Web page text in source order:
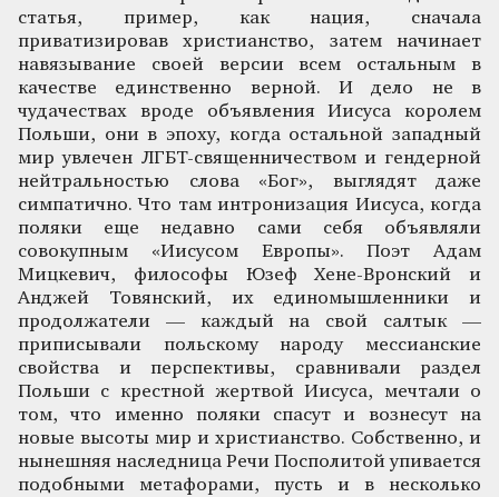
статья, пример, как нация, сначала
приватизировав христианство, затем начинает
навязывание своей версии всем остальным в
качестве единственно верной. И дело не в
чудачествах вроде объявления Иисуса королем
Польши, они в эпоху, когда остальной западный
мир увлечен ЛГБТ-священничеством и гендерной
нейтральностью слова «Бог», выглядят даже
симпатично. Что там интронизация Иисуса, когда
поляки еще недавно сами себя объявляли
совокупным «Иисусом Европы». Поэт Адам
Мицкевич, философы Юзеф Хене-Вронский и
Анджей Товянский, их единомышленники и
продолжатели — каждый на свой салтык —
приписывали польскому народу мессианские
свойства и перспективы, сравнивали раздел
Польши с крестной жертвой Иисуса, мечтали о
том, что именно поляки спасут и вознесут на
новые высоты мир и христианство. Собственно, и
нынешняя наследница Речи Посполитой упивается
подобными метафорами, пусть и в несколько